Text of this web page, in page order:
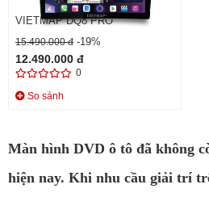
VIETMAP DQ8 PRO
15.490.000 đ -19%
12.490.000 đ
0
So sánh
Màn hình DVD ô tô đã không
hiện nay. Khi nhu cầu giải trí